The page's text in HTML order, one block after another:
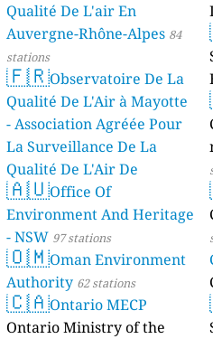
Qualité De L'air En
Auvergne-Rhône-Alpes 84
stations
🇫🇷Observatoire De La
Qualité De L'Air à Mayotte
- Association Agréée Pour
La Surveillance De La
Qualité De L'Air De
Mayotte 4 stations
🇦🇺Office Of
Environment And Heritage
- NSW 97 stations
🇴🇲Oman Environment
Authority 62 stations
🇨🇦Ontario MECP
Ontario Ministry of the